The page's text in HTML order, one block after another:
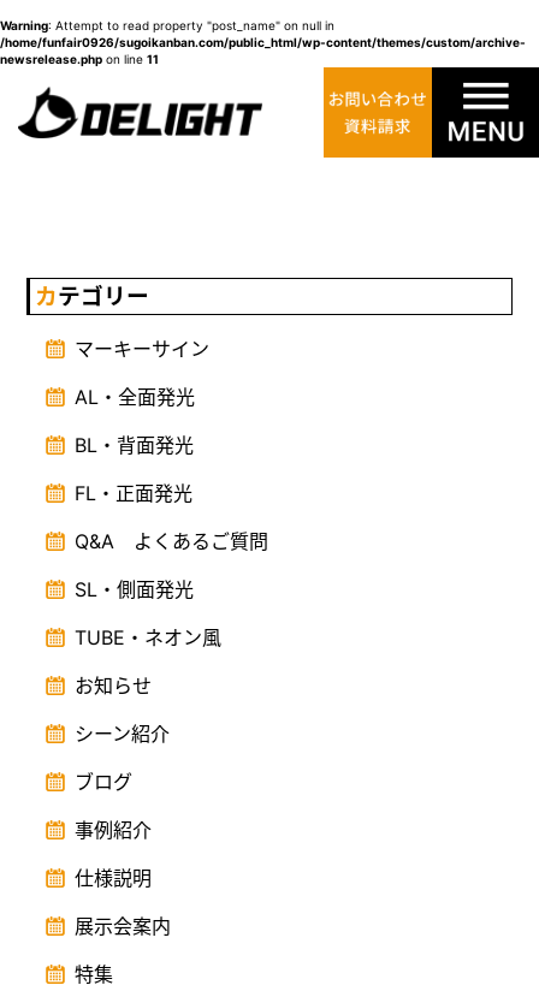
Warning: Attempt to read property "post_name" on null in
/home/funfair0926/sugoikanban.com/public_html/wp-content/themes/custom/archive-
newsrelease.php on line 11
カテゴリー
マーキーサイン
AL・全面発光
BL・背面発光
FL・正面発光
Q&A よくあるご質問
SL・側面発光
TUBE・ネオン風
お知らせ
シーン紹介
ブログ
事例紹介
仕様説明
展示会案内
特集